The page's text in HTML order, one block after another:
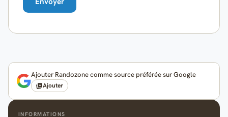
Ajouter Randozone comme source préférée sur Google
Ajouter
INFORMATIONS